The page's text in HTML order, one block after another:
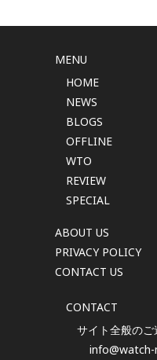
MENU
HOME
NEWS
BLOGS
OFFLINE
WTO
REVIEW
SPECIAL
ABOUT US
PRIVACY POLICY
CONTACT US
CONTACT
サイト全般の